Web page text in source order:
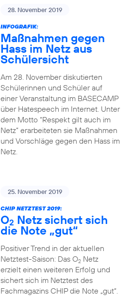
28. November 2019
INFOGRAFIK:
Maßnahmen gegen
Hass im Netz aus
Schülersicht
Am 28. November diskutierten
Schülerinnen und Schüler auf
einer Veranstaltung im BASECAMP
über Hatespeech im Internet. Unter
dem Motto “Respekt gilt auch im
Netz” erarbeiteten sie Maßnahmen
und Vorschläge gegen den Hass im
Netz.
25. November 2019
CHIP NETZTEST 2019:
O2 Netz sichert sich
die Note „gut“
Positiver Trend in der aktuellen
Netztest-Saison: Das O2Netz
erzielt einen weiteren Erfolg und
sichert sich im Netztest des
Fachmagazins CHIP die Note „gut“.